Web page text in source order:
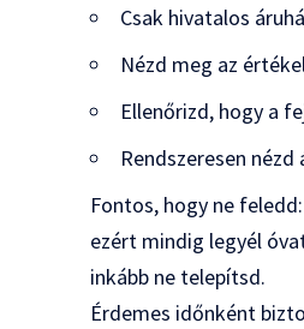
Csak hivatalos
Nézd meg az
Ellenőrizd, hogy a
Rendszeresen
Fontos, hogy ne
ezért mindig legyél
inkább ne telepítsd.
Érdemes időnként